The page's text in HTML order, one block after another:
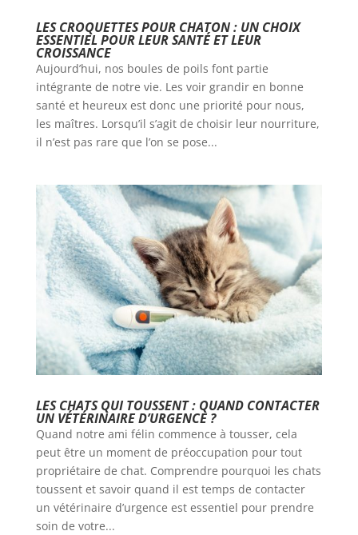
LES CROQUETTES POUR CHATON : UN CHOIX
ESSENTIEL POUR LEUR SANTÉ ET LEUR
CROISSANCE
Aujourd’hui, nos boules de poils font partie
intégrante de notre vie. Les voir grandir en bonne
santé et heureux est donc une priorité pour nous,
les maîtres. Lorsqu’il s’agit de choisir leur nourriture,
il n’est pas rare que l’on se pose...
LES CHATS QUI TOUSSENT : QUAND CONTACTER
UN VÉTÉRINAIRE D’URGENCE ?
Quand notre ami félin commence à tousser, cela
peut être un moment de préoccupation pour tout
propriétaire de chat. Comprendre pourquoi les chats
toussent et savoir quand il est temps de contacter
un vétérinaire d’urgence est essentiel pour prendre
soin de votre...